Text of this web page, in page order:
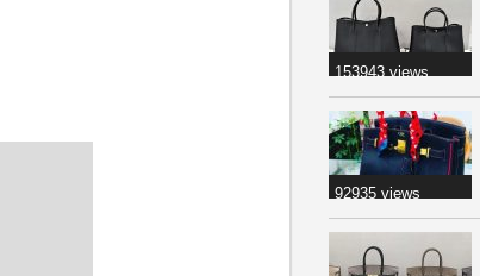
153943 views
92935 views